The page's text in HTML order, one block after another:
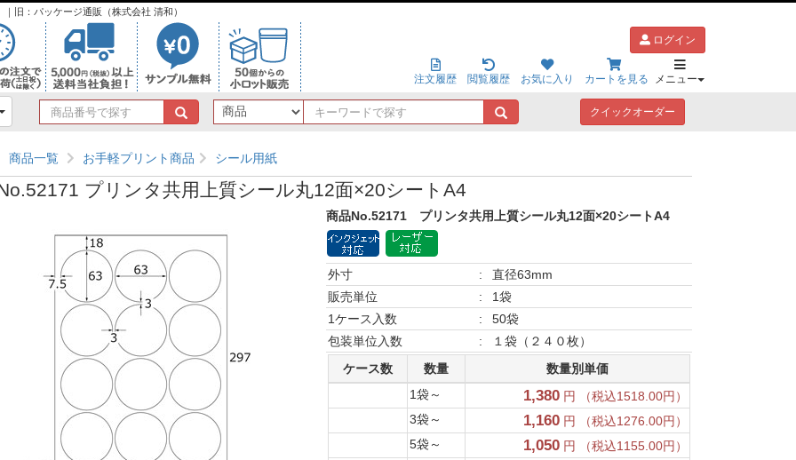
旧：パッケージ通販（株式会社 清和）
ログイン
注文履歴 閲覧履歴 お気に入り カートを見る メニュー
商
品
号
で
探
キ
ー
ド
で
探
す
クイックオーダー
商品一覧 お手軽プリント商品 シール用紙
プリンタ共用上質シール丸12面×20シートA4
商品No.52171 プリンタ共用上質シール丸12面×20シートA4
外寸 :
直径63mm
販売単位
:
1袋
1ケース入数
:
50袋
包装単位入数
:
１袋（２４０枚）
ケース数
数量
数量別単価
1袋～
1,380円 （税込1518.00円）
3袋～
1,160円 （税込1276.00円）
5袋～
1,050円 （税込1155.00円）